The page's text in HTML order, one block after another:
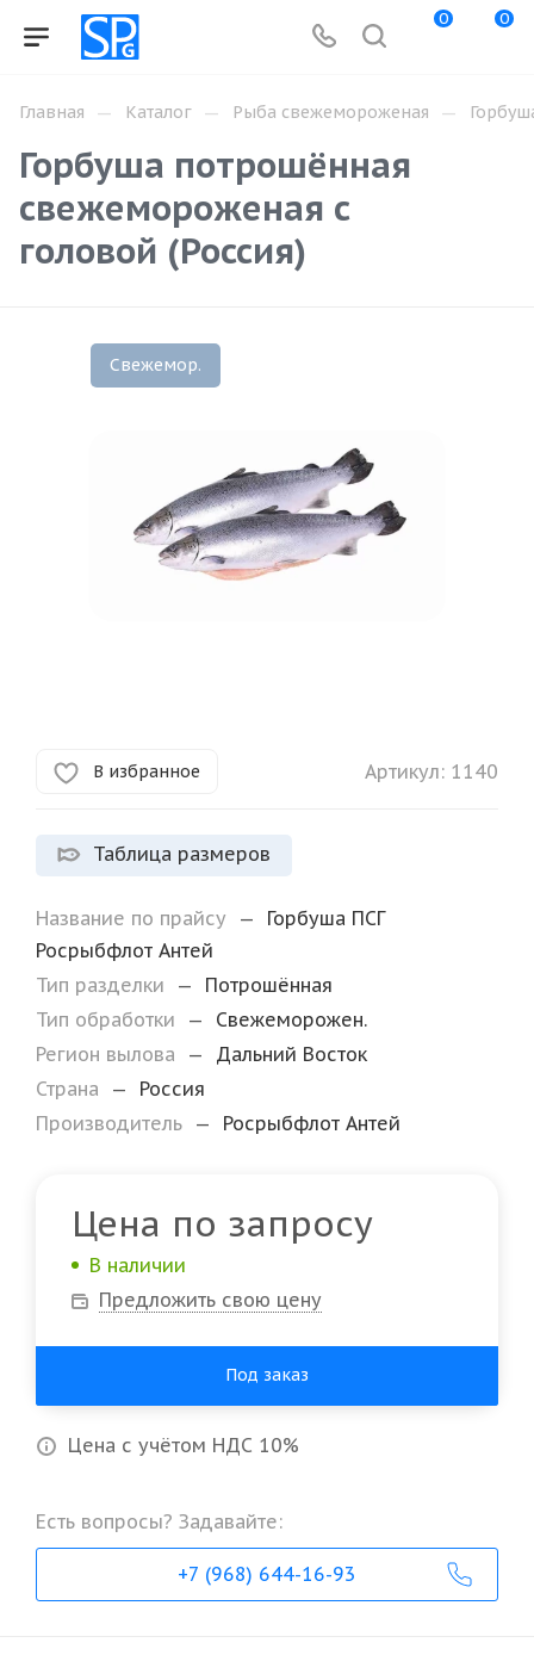
0 0
Главная — Каталог — Рыба свежемороженая —
Горбуша потрошённая
свежемороженая с
головой (Россия)
Свежемор.
В избранное Артикул: 1140
Таблица размеров
Название по прайсу —
Горбуша ПСГ
Росрыбфлот Антей
Тип разделки
—
Потрошённая
Тип обработки
—
Свежеморожен.
Регион вылова
—
Дальний Восток
Страна
—
Россия
Производитель — Росрыбфлот Антей
Цена по запросу
В наличии
Предложить свою цену
Под заказ
Цена с учётом НДС 10%
Есть вопросы? Задавайте:
+7 (968) 644-16-93